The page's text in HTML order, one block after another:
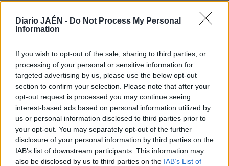
Diario JAÉN - Do Not Process My Personal
Information
If you wish to opt-out of the sale, sharing to third parties, or
processing of your personal or sensitive information for
targeted advertising by us, please use the below opt-out
section to confirm your selection. Please note that after your
opt-out request is processed you may continue seeing
interest-based ads based on personal information utilized by
us or personal information disclosed to third parties prior to
your opt-out. You may separately opt-out of the further
disclosure of your personal information by third parties on the
IAB’s list of downstream participants. This information may
also be disclosed by us to third parties on the IAB’s List of
gastado se ha justificado más bien poco. El “ambicioso”
programa se fue por el desagüe del parque acuático. El
acuse de recibo por parte del PP fue diligente y con la
concedida en 2008 al anterior equipo de Gobierno (PSOE
e IU) se la gastó dicha parte contratante y que el perro,
aunque ladre, no es suyo. Y así pasan los días, los años y
los siglos por este Santo Reino achacoso que en un tiempo
pasado tuvo que portarse muy mal para sufrir esta
condena.